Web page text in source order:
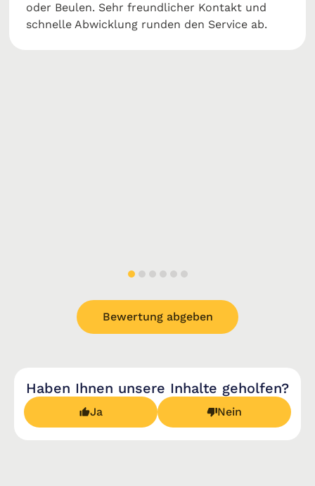
oder Beulen. Sehr freundlicher Kontakt und
schnelle Abwicklung runden den Service ab.
Bewertung abgeben
Haben Ihnen unsere Inhalte geholfen?
Ja Nein